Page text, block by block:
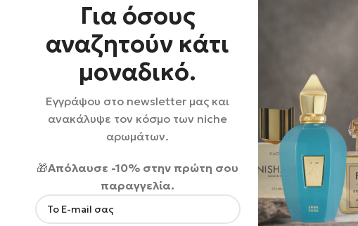
Για όσους
αναζητούν κάτι
μοναδικό.
Εγγράψου στο newsletter μας και
ανακάλυψε τον κόσμο των niche
αρωμάτων.
🎁Απόλαυσε -10% στην πρώτη σου
παραγγελία.